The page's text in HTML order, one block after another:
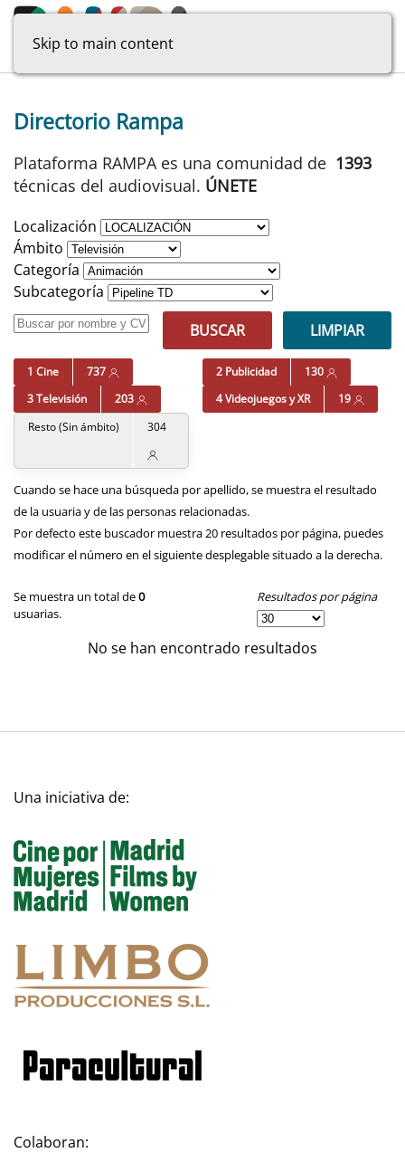
Skip to main content
Directorio Rampa
Plataforma RAMPA es una comunidad de 1393
técnicas del audiovisual. ÚNETE
Localización
Ámbito
Categoría
Subcategoría
BUSCAR
LIMPIAR
1 Cine 737 2 Publicidad
130
3 Televisión
203 4 Videojuegos y XR
19
Resto (Sin ámbito)
304
Cuando se hace una búsqueda por apellido, se muestra el resultado
de la usuaria y de las personas relacionadas.
Por defecto este buscador muestra 20 resultados por página, puedes
modificar el número en el siguiente desplegable situado a la derecha.
Se muestra un total de0
usuarias.
Resultados por página
No se han encontrado resultados
Una iniciativa de:
Colaboran: